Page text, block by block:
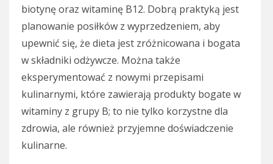
biotynę oraz witaminę B12. Dobrą praktyką jest
planowanie posiłków z wyprzedzeniem, aby
upewnić się, że dieta jest zróżnicowana i bogata
w składniki odżywcze. Można także
eksperymentować z nowymi przepisami
kulinarnymi, które zawierają produkty bogate w
witaminy z grupy B; to nie tylko korzystne dla
zdrowia, ale również przyjemne doświadczenie
kulinarne.